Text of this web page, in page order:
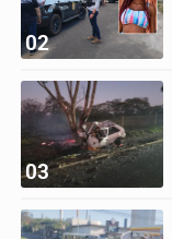
02
03